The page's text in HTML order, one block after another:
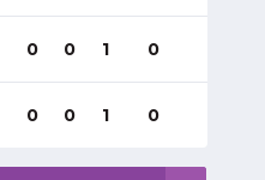
0 0 1 0
0 0 1 0